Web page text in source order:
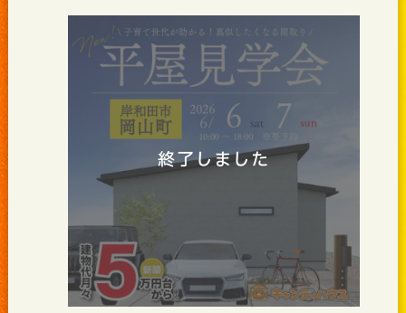
終了しました